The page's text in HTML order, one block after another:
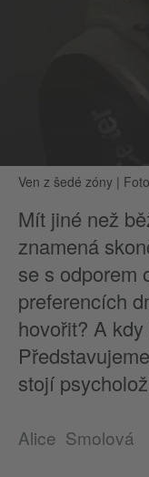
Ven z šedé zóny |
Mít jiné než
znamená
se s odporem
preferencích
hovořit? A
stojí
Alice Smolová